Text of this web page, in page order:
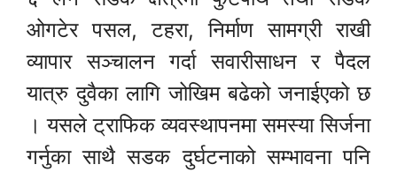
ओगटेर पसल, टहरा, निर्माण सामग्री राखी
व्यापार सञ्चालन गर्दा सवारीसाधन र पैदल
यात्रु दुवैका लागि जोखिम बढेको जनाईएको छ
। यसले ट्राफिक व्यवस्थापनमा समस्या सिर्जना
गर्नुका साथै सडक दुर्घटनाको सम्भावना पनि